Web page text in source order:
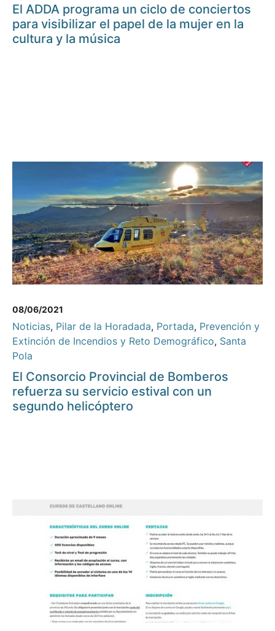
El ADDA programa un ciclo de conciertos
para visibilizar el papel de la mujer en la
cultura y la música
08/06/2021
Noticias, Pilar de la Horadada, Portada, Prevención y
Extinción de Incendios y Reto Demográfico, Santa
Pola
El Consorcio Provincial de Bomberos
refuerza su servicio estival con un
segundo helicóptero